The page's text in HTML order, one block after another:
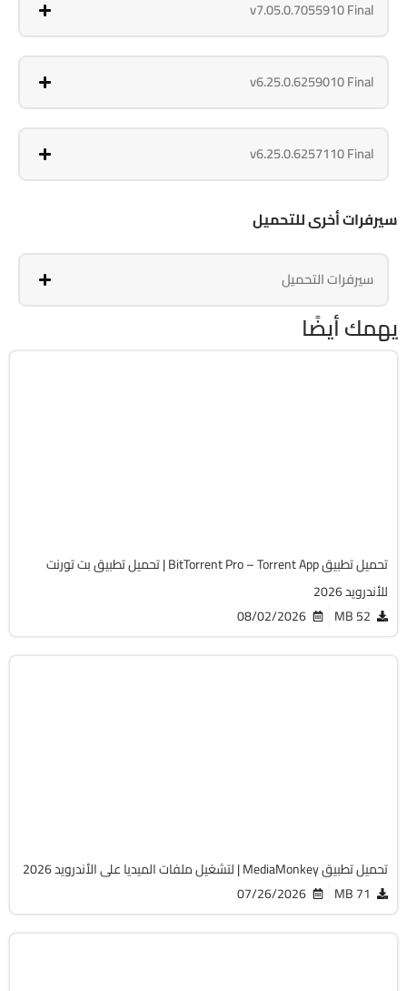
v7.05.0.7055910 Final
v6.25.0.6259010 Final
v6.25.0.6257110 Final
سيرفرات أخرى للتحميل
سيرفرات التحميل
يهمك أيضًا
تحميل تطبيق BitTorrent Pro – Torrent App | تحميل تطبيق بت تورنت
للأندرويد 2026
52 MB
08/02/2026
تحميل تطبيق MediaMonkey | لتشغيل ملفات الميديا على الأندرويد 2026
71 MB
07/26/2026